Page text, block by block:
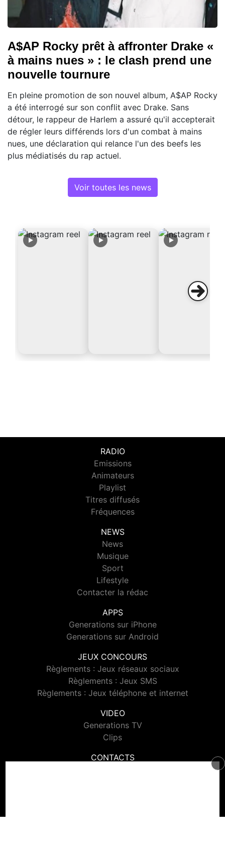
A$AP Rocky prêt à affronter Drake «
à mains nues » : le clash prend une
nouvelle tournure
En pleine promotion de son nouvel album, A$AP Rocky
a été interrogé sur son conflit avec Drake. Sans
détour, le rappeur de Harlem a assuré qu'il accepterait
de régler leurs différends lors d'un combat à mains
nues, une déclaration qui relance l'un des beefs les
plus médiatisés du rap actuel.
Voir toutes les news
RADIO
Emissions
Animateurs
Playlist
Titres diffusés
Fréquences
NEWS
News
Musique
Sport
Lifestyle
Contacter la rédac
APPS
Generations sur iPhone
Generations sur Android
JEUX CONCOURS
Règlements : Jeux réseaux sociaux
Règlements : Jeux SMS
Règlements : Jeux téléphone et internet
VIDEO
Generations TV
Clips
CONTACTS